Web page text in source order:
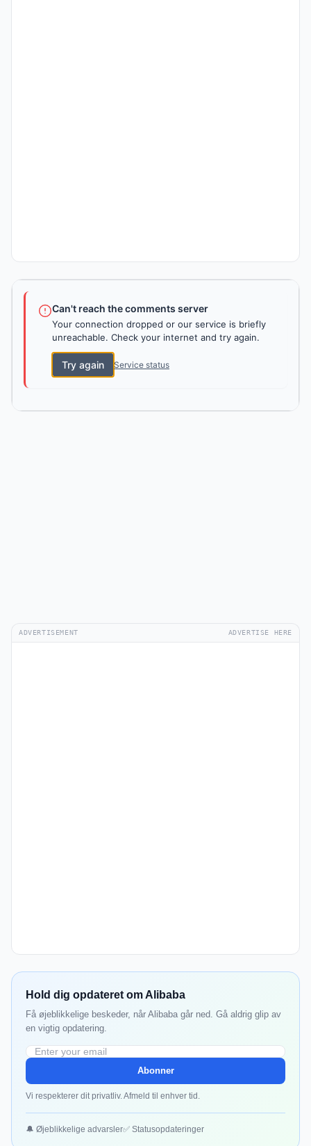
Can't reach the comments server
Your connection dropped or our service is briefly
unreachable. Check your internet and try again.
Try again Service status
ADVERTISEMENT ADVERTISE HERE
Hold dig opdateret om Alibaba
Få øjeblikkelige beskeder, når Alibaba går ned. Gå aldrig glip av
en vigtig opdatering.
Abonner
Vi respekterer dit privatliv. Afmeld til enhver tid.
🔔 Øjeblikkelige advarsler✅ Statusopdateringer